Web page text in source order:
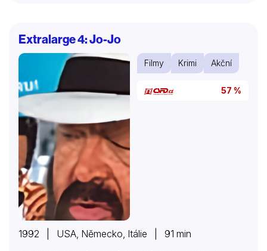
Extralarge 4: Jo-Jo
Filmy Krimi Akční
57 %
1992 | USA, Německo, Itálie | 91 min